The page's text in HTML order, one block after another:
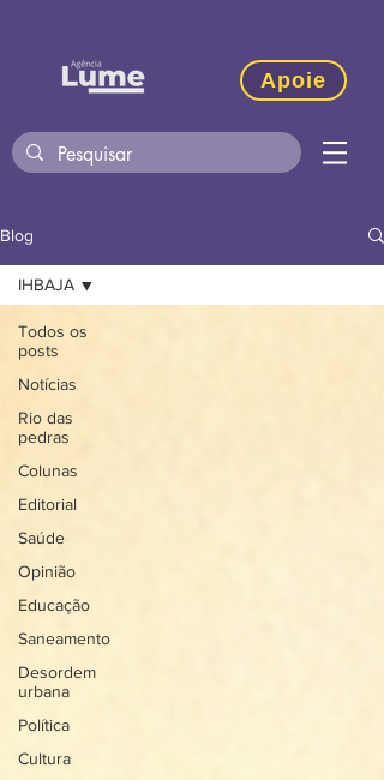
Apoie
Blog
Todos os
posts
Notícias
Rio das
pedras
Colunas
Editorial
Saúde
Opinião
Educação
Saneamento
Desordem
urbana
Política
Cultura
IHBAJA